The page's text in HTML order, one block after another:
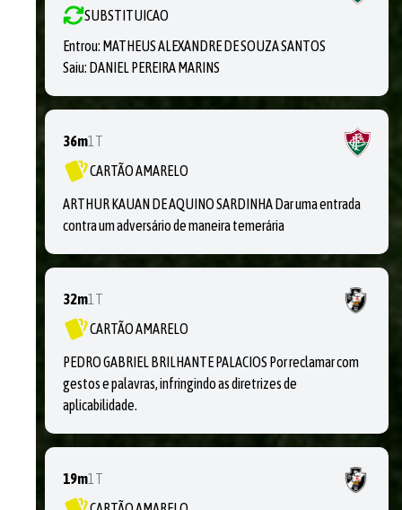
SUBSTITUICAO
Entrou: MATHEUS ALEXANDRE DE SOUZA SANTOS
Saiu: DANIEL PEREIRA MARINS
36m1T
CARTÃO AMARELO
ARTHUR KAUAN DE AQUINO SARDINHA Dar uma entrada
contra um adversário de maneira temerária
32m1T
CARTÃO AMARELO
PEDRO GABRIEL BRILHANTE PALACIOS Por reclamar com
gestos e palavras, infringindo as diretrizes de
aplicabilidade.
19m1T